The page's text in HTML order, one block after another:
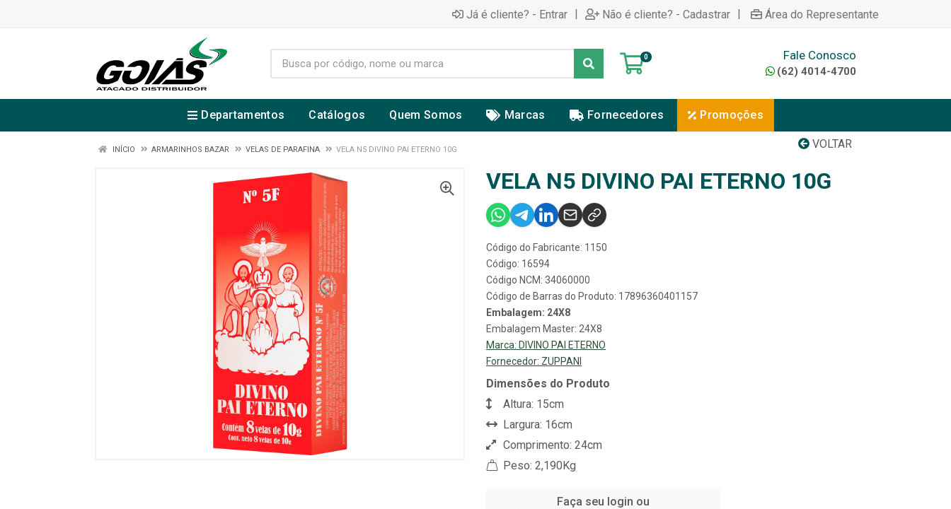
Já é cliente? - Entrar | Não é cliente? - Cadastrar | Área do Representante
0 Fale Conosco
(62) 4014-4700
Departamentos Catálogos Quem Somos Marcas Fornecedores Promoções
VOLTAR
INÍCIO ARMARINHOS BAZAR VELAS DE PARAFINA VELA N5 DIVINO PAI ETERNO 10G
VELA N5 DIVINO PAI ETERNO 10G
Código do Fabricante: 1150
Código: 16594
Código NCM: 34060000
Código de Barras do Produto: 17896360401157
Embalagem: 24X8
Embalagem Master: 24X8
Marca: DIVINO PAI ETERNO
Fornecedor: ZUPPANI
Dimensões do Produto
Altura: 15cm
Largura: 16cm
Comprimento: 24cm
Peso: 2,190Kg
Faça seu login ou